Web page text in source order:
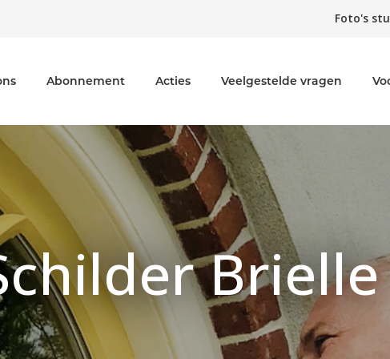
Foto's
Abonnement Acties Veelgestelde vragen
Brielle